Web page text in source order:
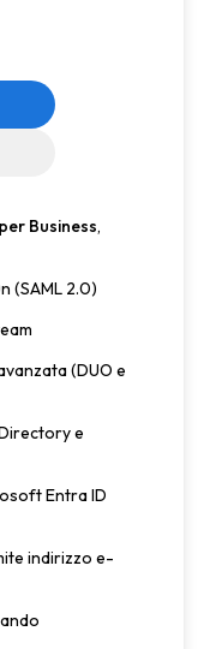
Business,
(SAML 2.0)
(DUO e
e
Entra ID
indirizzo e-